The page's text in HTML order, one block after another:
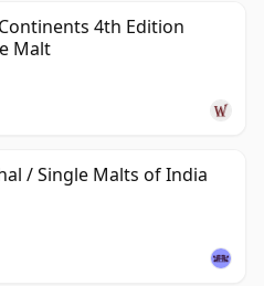
4th Edition
Malt
/ Single Malts of India